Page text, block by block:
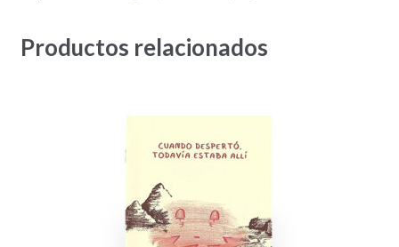
Productos relacionados